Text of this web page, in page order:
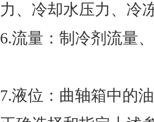
力、冷却水压力、冷
6.流量：制冷剂流量
7.液位：曲轴箱中的